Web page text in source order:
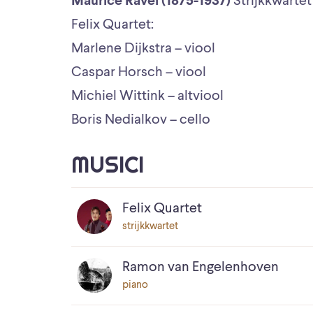
Felix Quartet:
Marlene Dijkstra – viool
Caspar Horsch – viool
Michiel Wittink – altviool
Boris Nedialkov – cello
MUSICI
Felix Quartet
strijkkwartet
Ramon van Engelenhoven
piano